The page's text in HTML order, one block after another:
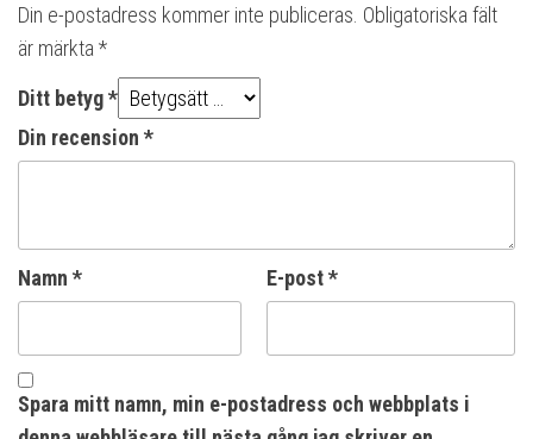
Din e-postadress kommer inte publiceras. Obligatoriska fält
är märkta *
Ditt betyg*
Din recension *
Namn * E-post*
Spara mitt namn, min e-postadress och webbplats i